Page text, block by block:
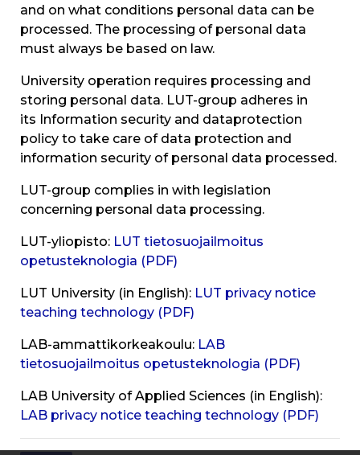
and on what conditions personal data can be
processed. The processing of personal data
must always be based on law.
University operation requires processing and
storing personal data. LUT-group adheres in
its Information security and dataprotection
policy to take care of data protection and
information security of personal data processed.
LUT-group complies in with legislation
concerning personal data processing.
LUT-yliopisto: LUT tietosuojailmoitus
opetusteknologia (PDF)
LUT University (in English): LUT privacy notice
teaching technology (PDF)
LAB-ammattikorkeakoulu: LAB
tietosuojailmoitus opetusteknologia (PDF)
LAB University of Applied Sciences (in English):
LAB privacy notice teaching technology (PDF)